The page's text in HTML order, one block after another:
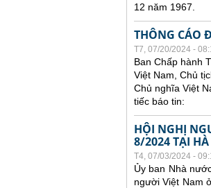
12 năm 1967.
THÔNG CÁO
T7, 07/20/2024 -
Ban Chấp hành
Việt Nam, Chủ
Chủ nghĩa Việt
tiếc báo tin:
HỘI NGHỊ
8/2024 TẠI
T4, 07/03/2024 -
Ủy ban Nhà
người Việt Nam